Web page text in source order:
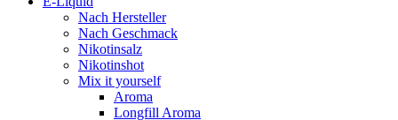
Nach Hersteller
Nach Geschmack
Nikotinsalz
Nikotinshot
Mix it yourself
Aroma
Longfill Aroma